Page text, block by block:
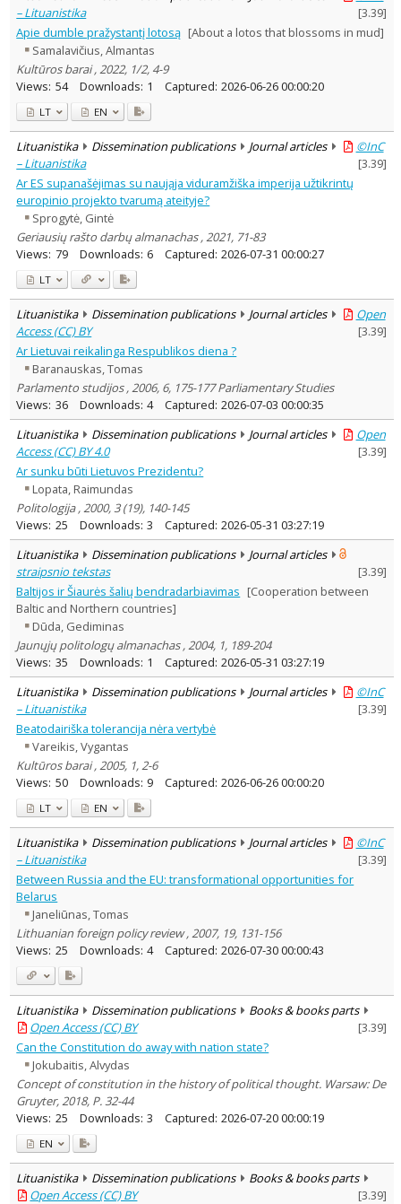
– Lituanistika
[3.39]
Apie dumble pražystantį lotosą [About a lotos that blossoms in mud]
Samalavičius, Almantas
Kultūros barai , 2022, 1/2, 4-9
Views: 54 Downloads: 1 Captured: 2026-06-26 00:00:20
LT EN
Lituanistika Dissemination publications Journal articles
©InC
– Lituanistika
[3.39]
Ar ES supanašėjimas su naująja viduramžiška imperija užtikrintų
europinio projekto tvarumą ateityje?
Sprogytė, Gintė
Geriausių rašto darbų almanachas , 2021, 71-83
Views: 79 Downloads: 6 Captured: 2026-07-31 00:00:27
LT
Lituanistika Dissemination publications Journal articles
Open
Access (CC) BY
[3.39]
Ar Lietuvai reikalinga Respublikos diena ?
Baranauskas, Tomas
Parlamento studijos , 2006, 6, 175-177 Parliamentary Studies
Views: 36 Downloads: 4 Captured: 2026-07-03 00:00:35
Lituanistika
Dissemination publications Journal articles
Open
Access (CC) BY 4.0
[3.39]
Ar sunku būti Lietuvos Prezidentu?
Lopata, Raimundas
Politologija , 2000, 3 (19), 140-145
Views: 25 Downloads: 3 Captured: 2026-05-31 03:27:19
Lituanistika
Dissemination publications
Journal articles
straipsnio tekstas
[3.39]
Baltijos ir Šiaurės šalių bendradarbiavimas [Cooperation between
Baltic and Northern countries]
Dūda, Gediminas
Jaunųjų politologų almanachas , 2004, 1, 189-204
Views: 35 Downloads: 1 Captured: 2026-05-31 03:27:19
Lituanistika
Dissemination publications Journal articles
©InC
– Lituanistika
[3.39]
Beatodairiška tolerancija nėra vertybė
Vareikis, Vygantas
Kultūros barai , 2005, 1, 2-6
Views: 50 Downloads: 9 Captured: 2026-06-26 00:00:20
LT EN
Lituanistika Dissemination publications Journal articles
©InC
– Lituanistika
[3.39]
Between Russia and the EU: transformational opportunities for
Belarus
Janeliūnas, Tomas
Lithuanian foreign policy review , 2007, 19, 131-156
Views: 25 Downloads: 4 Captured: 2026-07-30 00:00:43
Lituanistika Dissemination publications
Books & books parts
Open Access (CC) BY
[3.39]
Can the Constitution do away with nation state?
Jokubaitis, Alvydas
Concept of constitution in the history of political thought. Warsaw: De
Gruyter, 2018, P. 32-44
Views: 25 Downloads: 3 Captured: 2026-07-20 00:00:19
EN
Lituanistika Dissemination publications
Books & books parts
Open Access (CC) BY
[3.39]